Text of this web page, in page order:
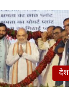
देश